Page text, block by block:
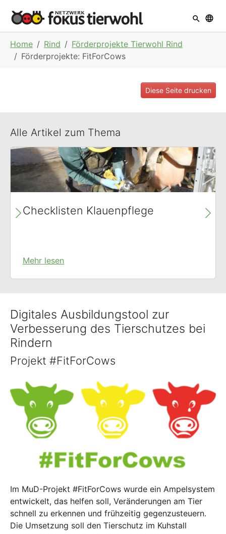
Home Rind
Förderprojekte Tierwohl Rind
Förderprojekte: FitForCows
Diese Seite drucken
Alle Artikel zum Thema
Checklisten Klauenpflege
Mehr lesen
Digitales Ausbildungstool zur
Verbesserung des Tierschutzes bei
Rindern
Projekt #FitForCows
Im MuD-Projekt #FitForCows wurde ein Ampelsystem
entwickelt, das helfen soll, Veränderungen am Tier
schnell zu erkennen und frühzeitig gegenzusteuern.
Die Umsetzung soll den Tierschutz im Kuhstall